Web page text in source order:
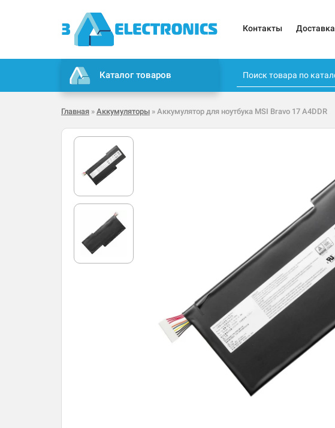
Контакты Доставка
Каталог товаров
Главная » Аккумуляторы » Аккумулятор для ноутбука MSI Bravo 17 A4DDR